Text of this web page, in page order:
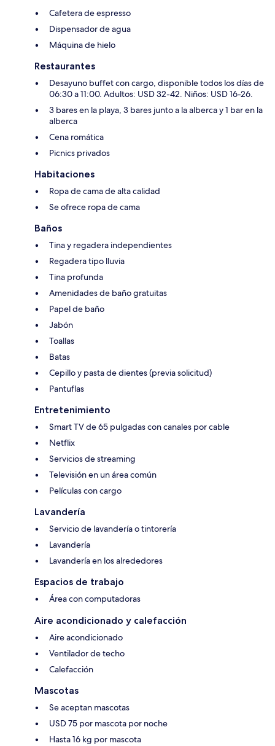
Cafetera de espresso
Dispensador de agua
Máquina de hielo
Restaurantes
Desayuno buffet con cargo, disponible todos los días de
06:30 a 11:00. Adultos: USD 32-42. Niños: USD 16-26.
3 bares en la playa, 3 bares junto a la alberca y 1 bar en la
alberca
Cena romática
Picnics privados
Habitaciones
Ropa de cama de alta calidad
Se ofrece ropa de cama
Baños
Tina y regadera independientes
Regadera tipo lluvia
Tina profunda
Amenidades de baño gratuitas
Papel de baño
Jabón
Toallas
Batas
Cepillo y pasta de dientes (previa solicitud)
Pantuflas
Entretenimiento
Smart TV de 65 pulgadas con canales por cable
Netflix
Servicios de streaming
Televisión en un área común
Películas con cargo
Lavandería
Servicio de lavandería o tintorería
Lavandería
Lavandería en los alrededores
Espacios de trabajo
Área con computadoras
Aire acondicionado y calefacción
Aire acondicionado
Ventilador de techo
Calefacción
Mascotas
Se aceptan mascotas
USD 75 por mascota por noche
Hasta 16 kg por mascota